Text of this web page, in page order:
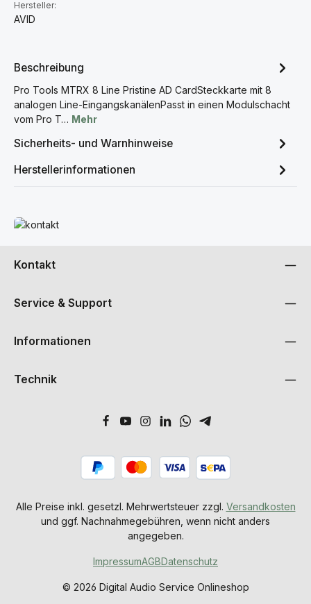
Hersteller:
AVID
Beschreibung
Pro Tools MTRX 8 Line Pristine AD CardSteckkarte mit 8
analogen Line-EingangskanälenPasst in einen Modulschacht
vom Pro T… Mehr
Sicherheits- und Warnhinweise
Herstellerinformationen
Mehr erfahren
Kontakt
Service & Support
Informationen
Technik
Alle Preise inkl. gesetzl. Mehrwertsteuer zzgl. Versandkosten
und ggf. Nachnahmegebühren, wenn nicht anders
angegeben.
© 2026 Digital Audio Service Onlineshop
ImpressumAGBDatenschutz